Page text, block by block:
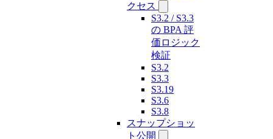
クセス
S3.2 / S3.3
の BPA 評
価ロジック
検証
S3.2
S3.3
S3.19
S3.6
S3.8
スナップショッ
ト公開